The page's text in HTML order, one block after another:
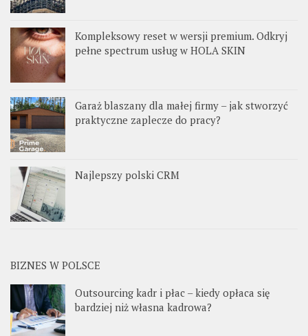
Kompleksowy reset w wersji premium. Odkryj
pełne spectrum usług w HOLA SKIN
Garaż blaszany dla małej firmy – jak stworzyć
praktyczne zaplecze do pracy?
Najlepszy polski CRM
BIZNES W POLSCE
Outsourcing kadr i płac – kiedy opłaca się
bardziej niż własna kadrowa?